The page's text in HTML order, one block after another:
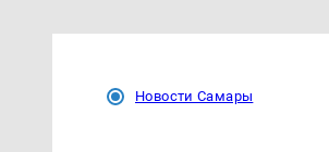
Новости Самары